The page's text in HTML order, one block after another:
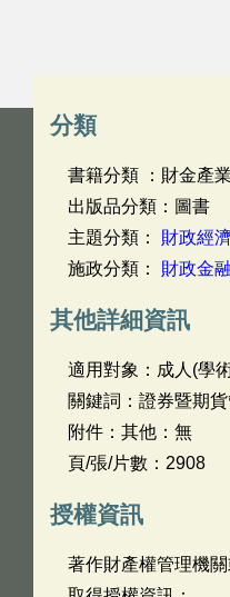
分類
書籍分類 ：財金產
出版品分類：圖書
主題分類： 財政經
施政分類： 財政金融
其他詳細資訊
適用對象：成人(學
關鍵詞：證券暨期
附件：其他：無
頁/張/片數：2908
授權資訊
著作財產權管理機關